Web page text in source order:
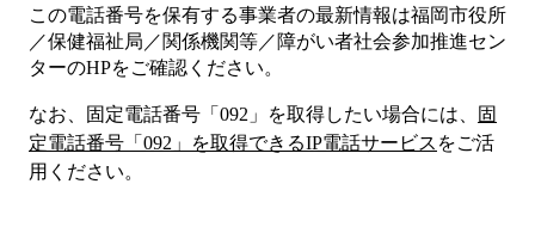
この電話番号を保有する事業者の最新情報は福岡市役所
／保健福祉局／関係機関等／障がい者社会参加推進セン
ターのHPをご確認ください。
なお、固定電話番号「 092 」を取得したい場合には、
固
定電話番号「 092 」を取得できるIP電話サービス をご活
用ください。